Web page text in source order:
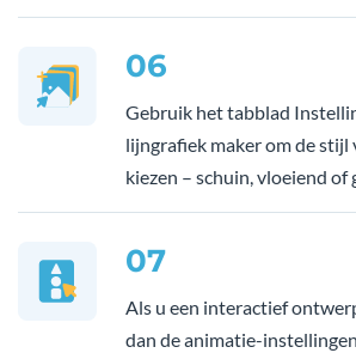
06
Gebruik het tabblad
lijngrafiek maker om de stijl
kiezen – schuin, vloeiend of
07
Als u een interactief
dan de animatie-